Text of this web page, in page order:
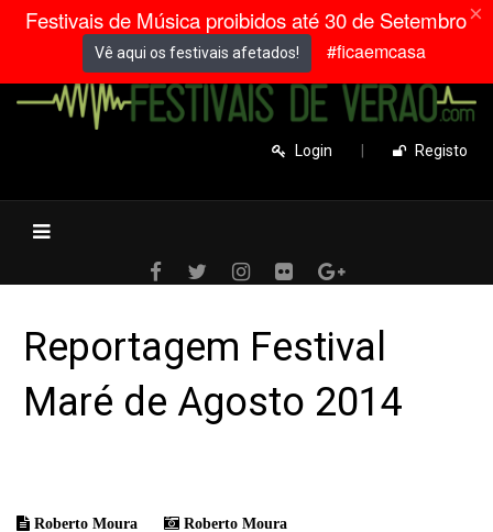
Login Registo
Reportagem Festival
Maré de Agosto 2014
Roberto Moura Roberto Moura
×
Festivais de Música proibidos até 30 de Setembro
Vê aqui os festivais afetados! #ficaemcasa